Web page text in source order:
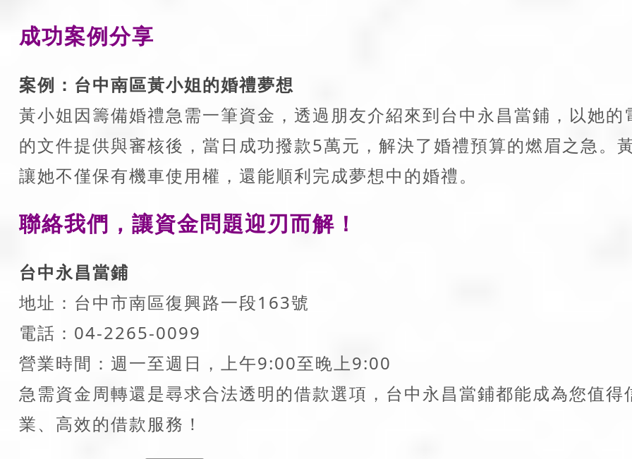
成功案例分享
案例：台中南區黃小姐的婚禮夢想
黃小姐因籌備婚禮急需一筆資金，透過朋友介紹來到台中永昌當鋪，以她
的文件提供與審核後，當日成功撥款5萬元，解決了婚禮預算的燃眉之急。
讓她不僅保有機車使用權，還能順利完成夢想中的婚禮。
聯絡我們，讓資金問題迎刃而解！
台中永昌當鋪
地址：台中市南區復興路一段163號
電話：04-2265-0099
營業時間：週一至週日，上午9:00至晚上9:00
急需資金周轉還是尋求合法透明的借款選項，台中永昌當鋪都能成為您值
業、高效的借款服務！